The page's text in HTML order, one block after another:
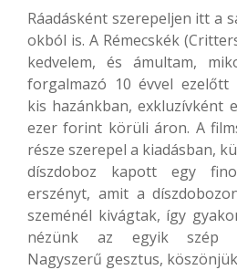
Ráadásként szerepeljen itt a
okból is. A Rémecskék
kedvelem, és ámultam,
forgalmazó 10 évvel ezelőtt
kis hazánkban, exkluzívként
ezer forint körüli áron. A
része szerepel a kiadásban,
díszdoboz kapott egy
erszényt, amit a
szeménél kivágtak, így
nézünk az egyik szép
Nagyszerű gesztus,